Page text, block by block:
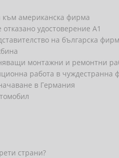
към американска фирма
удостоверение А1
на българска
монтажни и ремонтни
работа в чуждестранна
в Германия
страни?